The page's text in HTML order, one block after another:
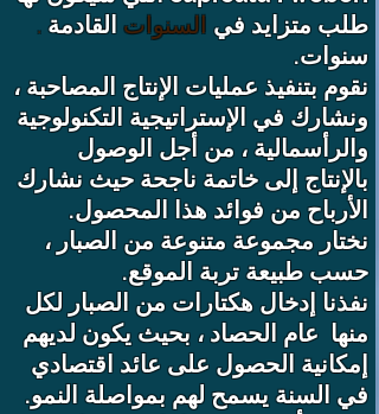
طلب متزايد في السنوات القادمة .
سنوات.
نقوم بتنفيذ عمليات الإنتاج المصاحبة ،
ونشارك في الإستراتيجية التكنولوجية
والرأسمالية ، من أجل الوصول
بالإنتاج إلى خاتمة ناجحة حيث نشارك
الأرباح من فوائد هذا المحصول.
نختار مجموعة متنوعة من الصبار ،
حسب طبيعة تربة الموقع.
نفذنا إدخال هكتارات من الصبار لكل
منها عام الحصاد ، بحيث يكون لديهم
إمكانية الحصول على عائد اقتصادي
في السنة يسمح لهم بمواصلة النمو.